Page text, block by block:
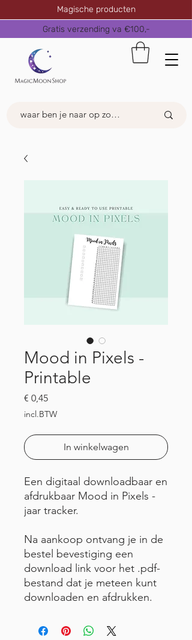
Magische producten
Gratis verzending va €100,-
Mood in Pixels -
Printable
€ 0,45Prijs
incl.BTW
In winkelwagen
Een digitaal downloadbaar en
afdrukbaar Mood in Pixels -
jaar tracker.
Na aankoop ontvang je in de
bestel bevestiging een
download link voor het .pdf-
bestand dat je meteen kunt
downloaden en afdrukken.